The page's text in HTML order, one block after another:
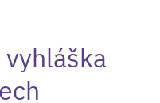
vyhláška